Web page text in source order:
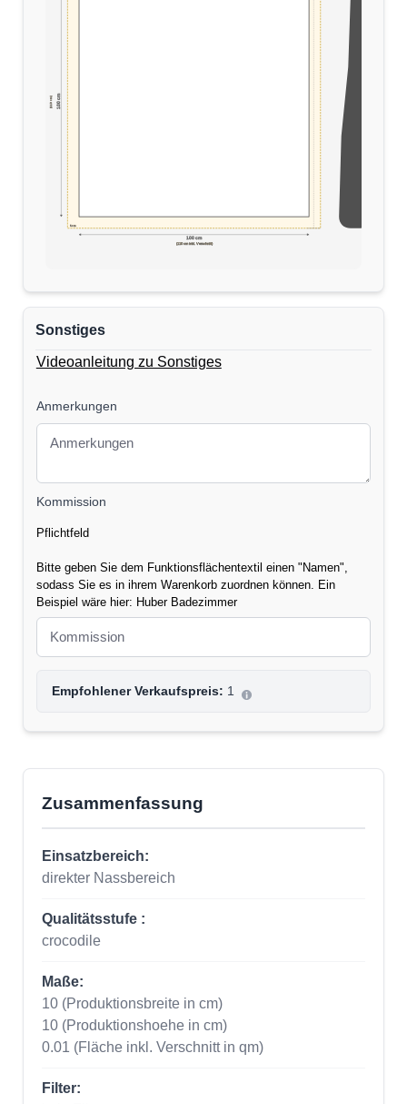
100 cm
(110 cm inkl. Verschnitt)
100 cm
(110 cm)
5cm
Sonstiges
Videoanleitung zu Sonstiges
Anmerkungen
Kommission
Pflichtfeld
Bitte geben Sie dem Funktionsflächentextil einen "Namen",
sodass Sie es in ihrem Warenkorb zuordnen können. Ein
Beispiel wäre hier: Huber Badezimmer
Empfohlener Verkaufspreis: 1
Zusammenfassung
Einsatzbereich:
direkter Nassbereich
Qualitätsstufe :
crocodile
Maße:
10 (Produktionsbreite in cm)
10 (Produktionshoehe in cm)
0.01 (Fläche inkl. Verschnitt in qm)
Filter: